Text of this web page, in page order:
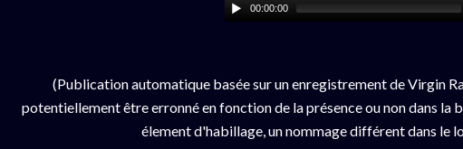
00:00:00
(Publication automatique basée sur un enregistrement de Virgin
potentiellement être erronné en fonction de la présence ou non dans la
élement d'habillage, un nommage différent dans le